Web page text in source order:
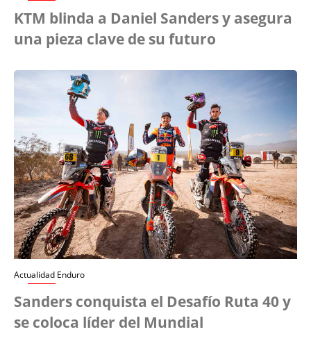
KTM blinda a Daniel Sanders y asegura
una pieza clave de su futuro
Actualidad Enduro
Sanders conquista el Desafío Ruta 40 y
se coloca líder del Mundial